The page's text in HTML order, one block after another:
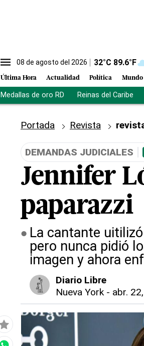
08 de agosto del 2026 32°C 89.6°F
Última Hora Actualidad Política Mundo
Medallas de oro RD Reinas del Caribe
Portada Revista
DEMANDAS JUDICIALES
Jennifer
paparazzi
La cantante
pero nunca pidió
imagen y ahora
Diario Libre
Nueva York- abr.